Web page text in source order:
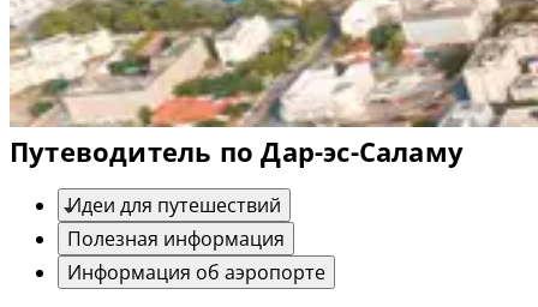
Путеводитель по Дар-эс-Саламу
Идеи для путешествий
Полезная информация
Информация об аэропорте